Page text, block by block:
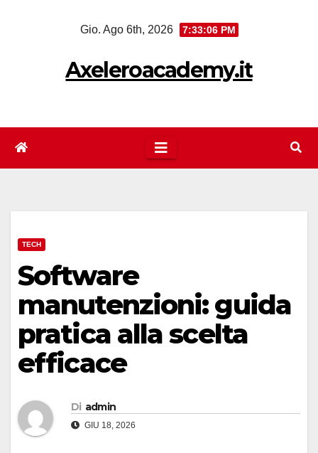
Gio. Ago 6th, 2026 7:33:06 PM
Axeleroacademy.it
TECH
Software
manutenzioni: guida
pratica alla scelta
efficace
Di admin
GIU 18, 2026